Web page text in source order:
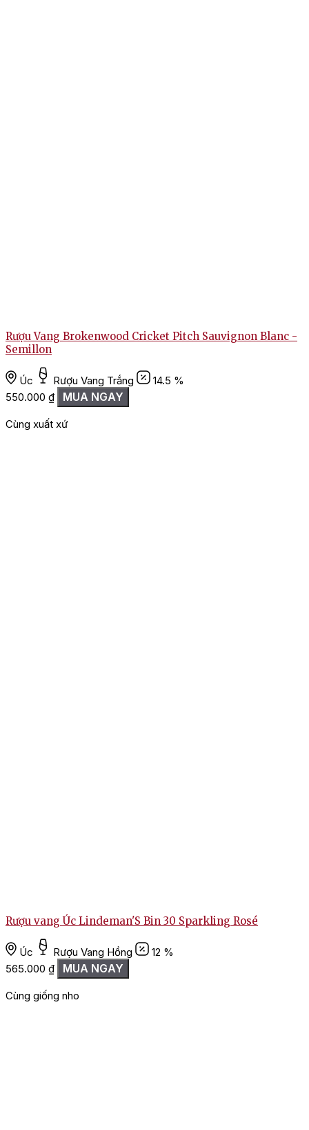
Rượu Vang Brokenwood Cricket Pitch Sauvignon Blanc -
Semillon
Úc Rượu Vang Trắng
14.5 %
550.000 ₫ MUA NGAY
Cùng xuất xứ
Rượu vang Úc Lindeman'S Bin 30 Sparkling Rosé
Úc Rượu Vang Hồng
12 %
565.000 ₫ MUA NGAY
Cùng giống nho